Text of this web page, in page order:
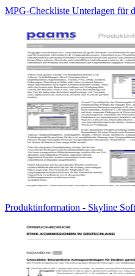
MPG-Checkliste Unterlagen für
Produktinformation - Skyline